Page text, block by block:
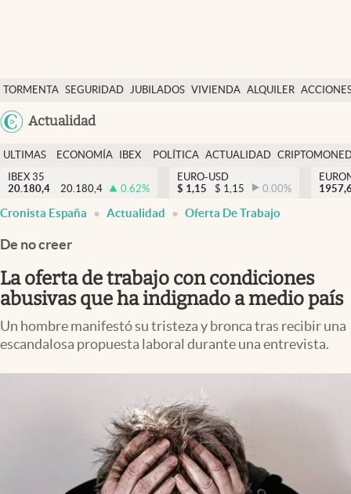
TORMENTA SEGURIDAD JUBILADOS VIVIENDA ALQUILER
USA
Actualidad
Economía y finanzas
Política
Actualidad
Criptomonedas
España
ULTIMAS
NOTICIAS
ECONOMÍA
FINANZAS
IBEX
EURO
POLÍTICA ACTUALIDAD
IBEX 35
20.180,4
20.180,4 0.62%
EURO-USD
$ 1,15 $ 1,15 0.00%
Cronista España Actualidad Oferta De Trabajo
De no creer
La oferta de trabajo con condiciones
abusivas que ha indignado a medio país
Un hombre manifestó su tristeza y bronca tras recibir una
escandalosa propuesta laboral durante una entrevista.